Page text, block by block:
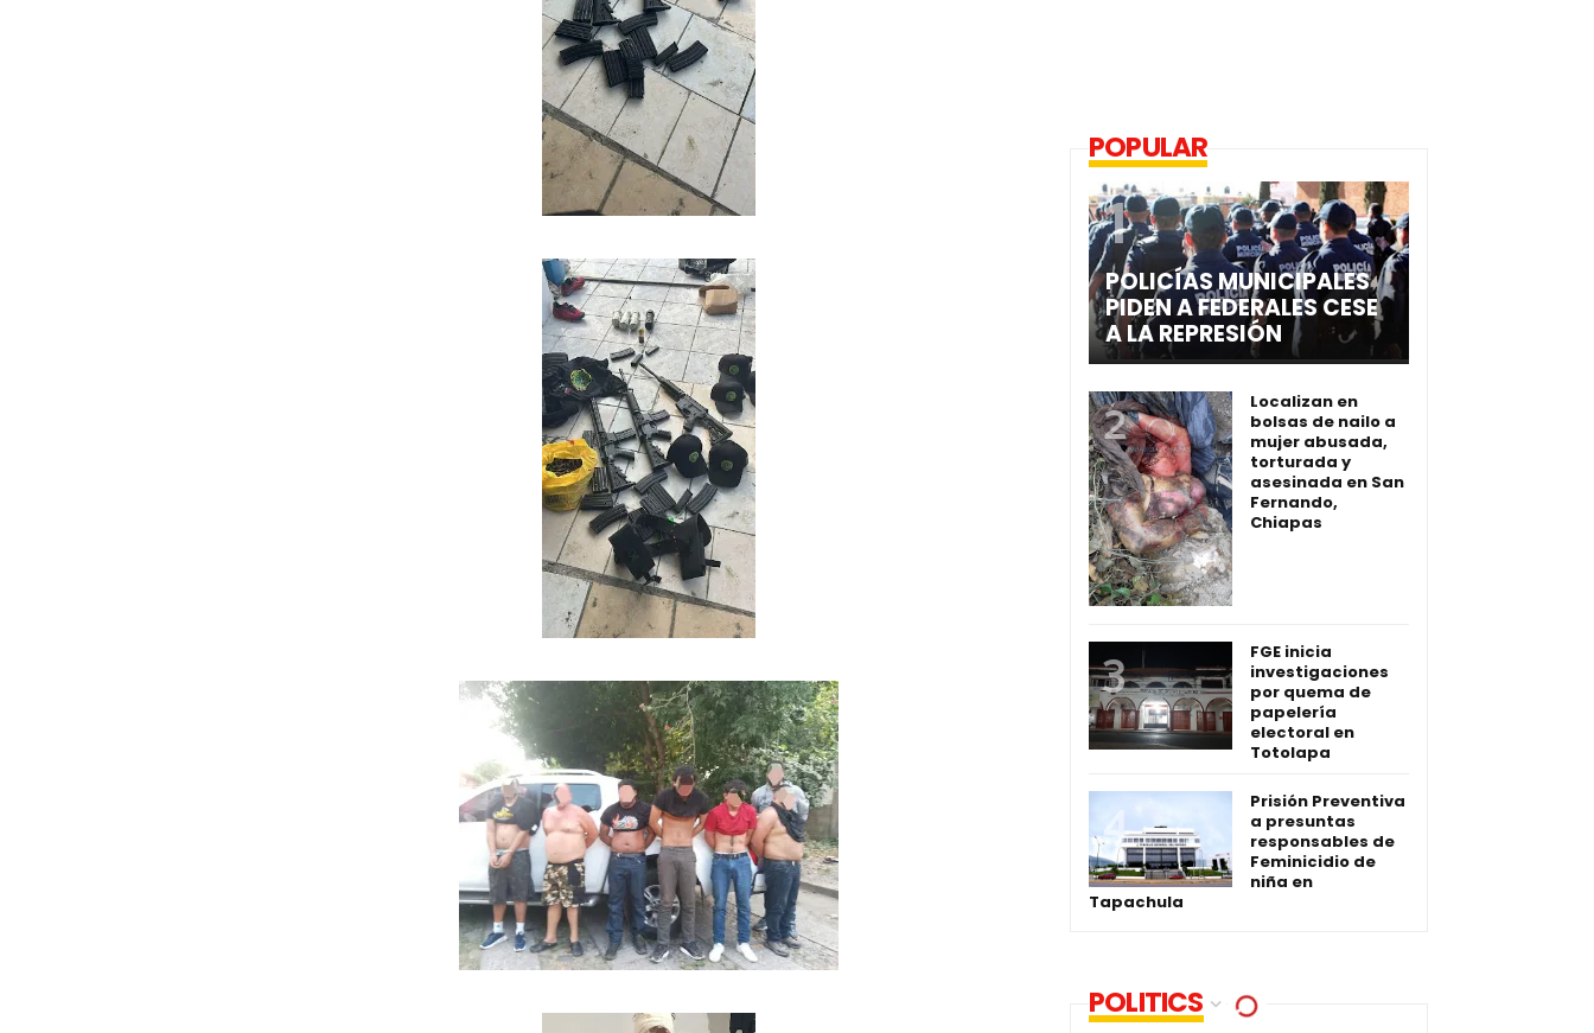
POPULAR
POLICÍAS MUNICIPALES
PIDEN A FEDERALES CESE
A LA REPRESIÓN
Localizan en
bolsas de nailo a
mujer abusada,
torturada y
asesinada en San
Fernando,
Chiapas
FGE inicia
investigaciones
por quema de
papelería
electoral en
Totolapa
Prisión Preventiva
a presuntas
responsables de
Feminicidio de
niña en
Tapachula
POLITICS